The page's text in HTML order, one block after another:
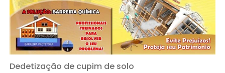
Dedetização de cupim de solo